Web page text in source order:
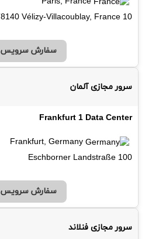
10 All. Latécoère, 78140 Vélizy-Villacoublay, France
سفارش سرویس
سرور مجازی آلمان
Frankfurt 1 Data Center
Eschborner Landstraße 100
سفارش سرویس
سرور مجازی فنلاند